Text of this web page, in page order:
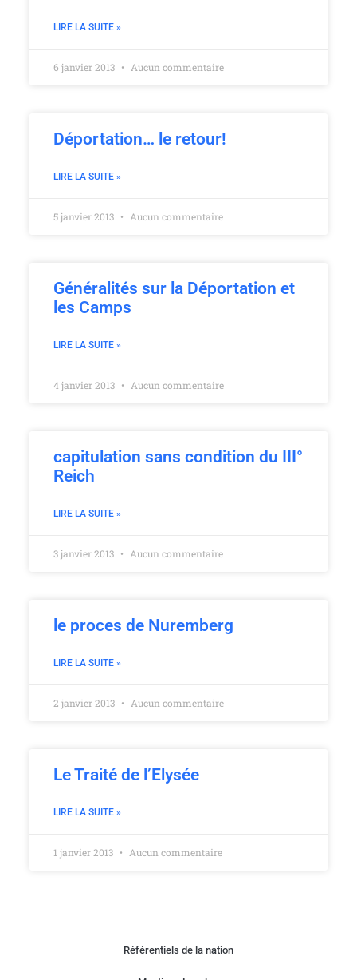
LIRE LA SUITE »
6 janvier 2013 Aucun commentaire
Déportation… le retour!
LIRE LA SUITE »
5 janvier 2013 Aucun commentaire
Généralités sur la Déportation et
les Camps
LIRE LA SUITE »
4 janvier 2013 Aucun commentaire
capitulation sans condition du III°
Reich
LIRE LA SUITE »
3 janvier 2013 Aucun commentaire
le proces de Nuremberg
LIRE LA SUITE »
2 janvier 2013 Aucun commentaire
Le Traité de l’Elysée
LIRE LA SUITE »
1 janvier 2013 Aucun commentaire
Référentiels de la nation